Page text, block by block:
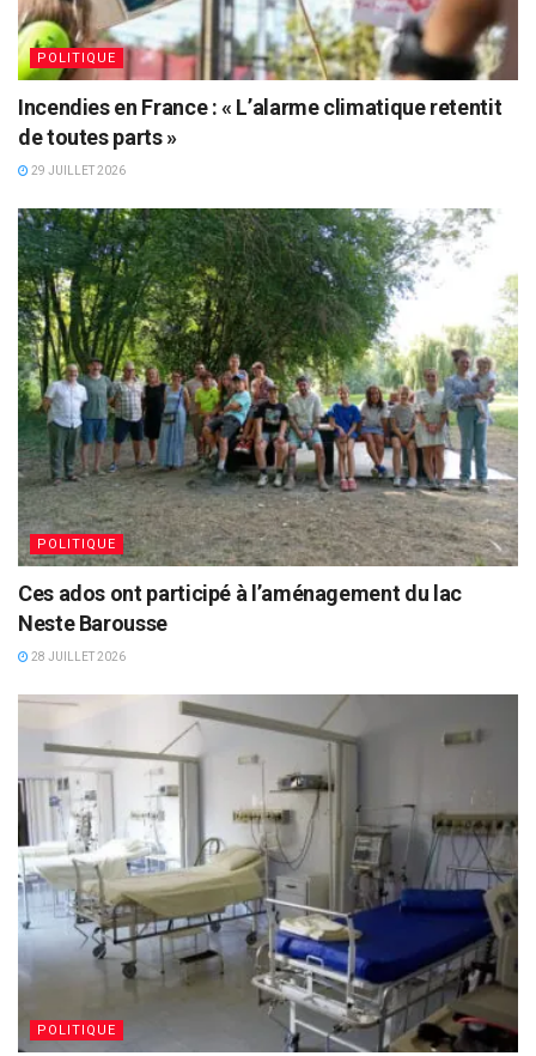
POLITIQUE
Incendies en France : « L’alarme climatique retentit
de toutes parts »
29 JUILLET 2026
POLITIQUE
Ces ados ont participé à l’aménagement du lac
Neste Barousse
28 JUILLET 2026
POLITIQUE